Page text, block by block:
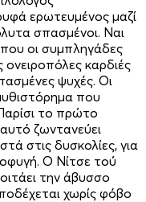
ερωτευμένος μαζί
σπασμένοι. Ναι
οι συμπληγάδες
ονειροπόλες καρδιές
ψυχές. Οι
που
το πρώτο
ζωντανεύει
στις δυσκολίες, για
Ο Νίτσε τού
την άβυσσο
χωρίς φόβο